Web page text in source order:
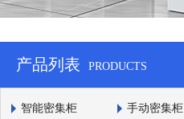
产品列表 PRODUCTS
智能密集柜 手动密集柜